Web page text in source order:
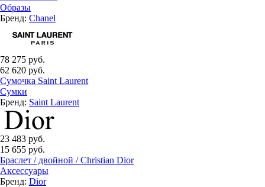
Образы
Бренд: Chanel
78 275 руб.
62 620 руб.
Сумочка Saint Laurent
Сумки
Бренд: Saint Laurent
23 483 руб.
15 655 руб.
Браслет / двойной / Christian Dior
Аксессуары
Бренд: Dior